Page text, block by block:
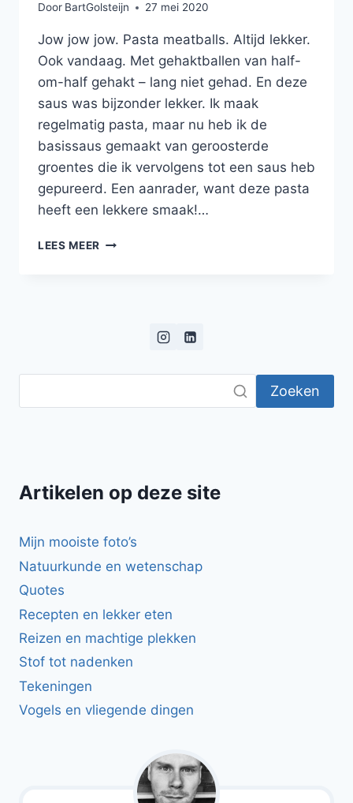
Door BartGolsteijn 27 mei 2020
Jow jow jow. Pasta meatballs. Altijd lekker.
Ook vandaag. Met gehaktballen van half-
om-half gehakt – lang niet gehad. En deze
saus was bijzonder lekker. Ik maak
regelmatig pasta, maar nu heb ik de
basissaus gemaakt van geroosterde
groentes die ik vervolgens tot een saus heb
gepureerd. Een aanrader, want deze pasta
heeft een lekkere smaak!…
LEES MEER TAGLIATELLE
PAPRIKASAUS
Zoeken
Artikelen op deze site
Mijn mooiste foto’s
Natuurkunde en wetenschap
Quotes
Recepten en lekker eten
Reizen en machtige plekken
Stof tot nadenken
Tekeningen
Vogels en vliegende dingen